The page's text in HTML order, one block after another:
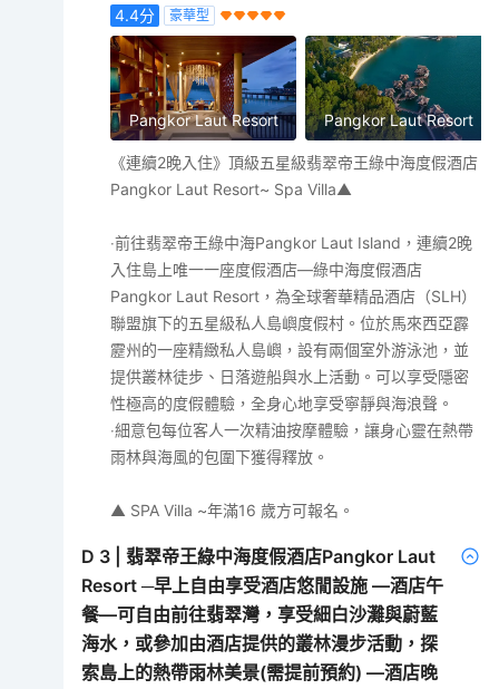
4.4分 豪華型
Pangkor Laut Resort Pangkor Laut Resort
《連續2晚入住》頂級五星級翡翠帝王綠中海度假酒店
Pangkor Laut Resort~ Spa Villa▲
‧前往翡翠帝王綠中海Pangkor Laut Island，連續2晚
入住島上唯一一座度假酒店—綠中海度假酒店
Pangkor Laut Resort，為全球奢華精品酒店（SLH）
聯盟旗下的五星級私人島嶼度假村。位於馬來西亞霹
靂州的一座精緻私人島嶼，設有兩個室外游泳池，並
提供叢林徒步、日落遊船與水上活動。可以享受隱密
性極高的度假體驗，全身心地享受寧靜與海浪聲。
‧細意包每位客人一次精油按摩體驗，讓身心靈在熱帶
雨林與海風的包圍下獲得釋放。
▲ SPA Villa ~年滿16 歲方可報名。
D 3 |翡翠帝王綠中海度假酒店Pangkor Laut
Resort ─早上自由享受酒店悠閒設施 —酒店午
餐—可自由前往翡翠灣，享受細白沙灘與蔚藍
海水，或參加由酒店提供的叢林漫步活動，探
索島上的熱帶雨林美景(需提前預約) —酒店晚